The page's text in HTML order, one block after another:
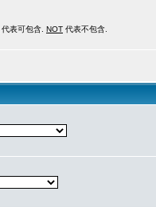
代表可包含. NOT 代表不包含.